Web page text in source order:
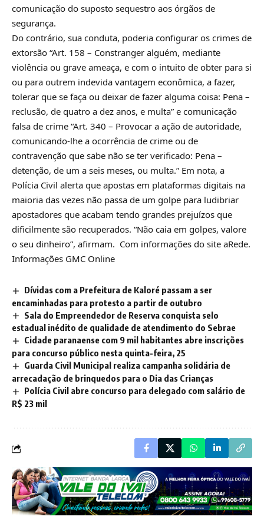
comunicação do suposto sequestro aos órgãos de
segurança.
Do contrário, sua conduta, poderia configurar os crimes de
extorsão “Art. 158 – Constranger alguém, mediante
violência ou grave ameaça, e com o intuito de obter para si
ou para outrem indevida vantagem econômica, a fazer,
tolerar que se faça ou deixar de fazer alguma coisa: Pena –
reclusão, de quatro a dez anos, e multa” e comunicação
falsa de crime “Art. 340 – Provocar a ação de autoridade,
comunicando-lhe a ocorrência de crime ou de
contravenção que sabe não se ter verificado: Pena –
detenção, de um a seis meses, ou multa.” Em nota, a
Polícia Civil alerta que apostas em plataformas digitais na
maioria das vezes não passa de um golpe para ludibriar
apostadores que acabam tendo grandes prejuízos que
dificilmente são recuperados. “Não caia em golpes, valore
o seu dinheiro”, afirmam. Com informações do site aRede.
Informações GMC Online
Dívidas com a Prefeitura de Kaloré passam a ser
encaminhadas para protesto a partir de outubro
Sala do Empreendedor de Reserva conquista selo
estadual inédito de qualidade de atendimento do Sebrae
Cidade paranaense com 9 mil habitantes abre inscrições
para concurso público nesta quinta-feira, 25
Guarda Civil Municipal realiza campanha solidária de
arrecadação de brinquedos para o Dia das Crianças
Polícia Civil abre concurso para delegado com salário de
R$ 23 mil